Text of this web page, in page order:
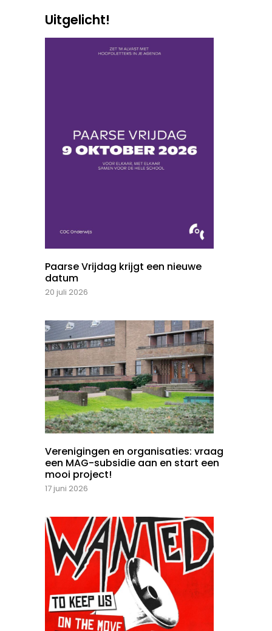
Uitgelicht!
Paarse Vrijdag krijgt een nieuwe
datum
20 juli 2026
Verenigingen en organisaties: vraag
een MAG-subsidie aan en start een
mooi project!
17 juni 2026